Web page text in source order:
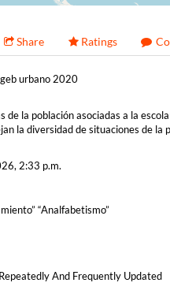
Share Ratings
urbano 2020
de la población asociadas a la
la diversidad de situaciones de la
2:33 p.m.
“Analfabetismo”
And Frequently Updated